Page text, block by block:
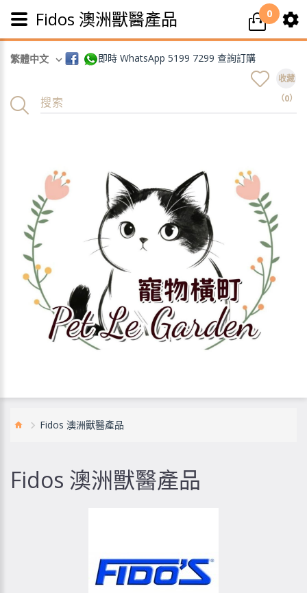
即時 WhatsApp 5199 7299 查詢訂購
繁體中文
0
收藏
（0）
Fidos 澳洲獸醫產品
Fidos 澳洲獸醫產品
Fidos 澳洲獸醫產品